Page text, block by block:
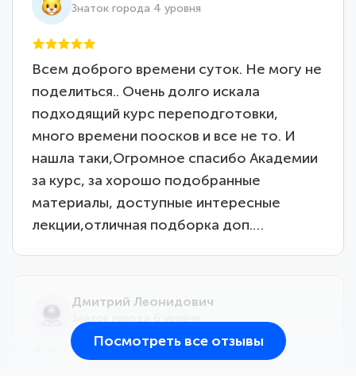
Знаток города 4 уровня
Всем доброго времени суток. Не могу не
поделиться.. Очень долго искала
подходящий курс переподготовки,
много времени поосков и все не то. И
нашла таки,Огромное спасибо Академии
за курс, за хорошо подобранные
материалы, доступные интересные
лекции,отличная подборка доп.…
Дмитрий Леонидович
Посмотреть все отзывы